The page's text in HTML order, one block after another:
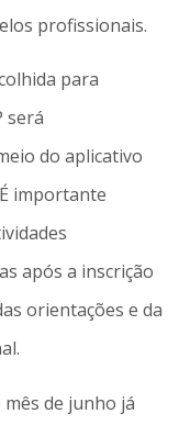
profissionais.
para
será
do aplicativo
importante
após a inscrição
orientações e da
de junho já